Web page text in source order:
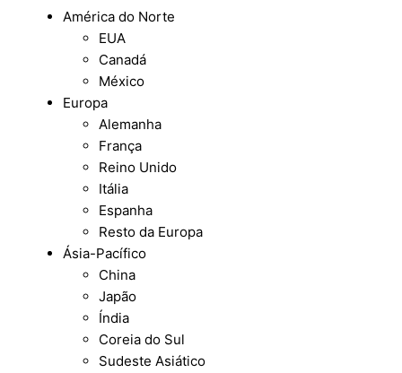
América do Norte
EUA
Canadá
México
Europa
Alemanha
França
Reino Unido
Itália
Espanha
Resto da Europa
Ásia-Pacífico
China
Japão
Índia
Coreia do Sul
Sudeste Asiático